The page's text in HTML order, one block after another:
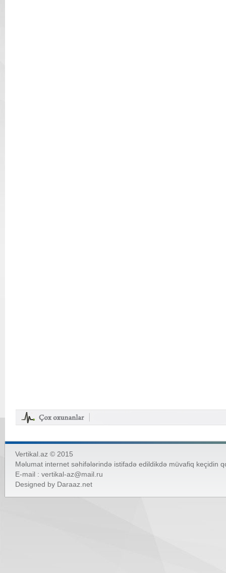
Vertikal.az © 2015
Məlumat internet səhifələrində istifadə edildikdə müvafiq keçidin
E-mail : vertikal-az@mail.ru
Designed by Daraaz.net